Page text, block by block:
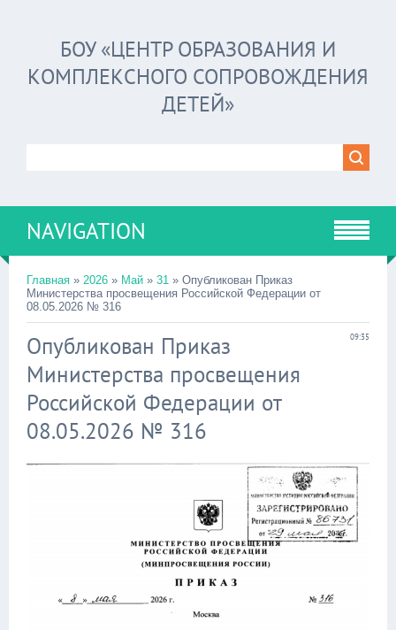
БОУ «ЦЕНТР ОБРАЗОВАНИЯ И
КОМПЛЕКСНОГО СОПРОВОЖДЕНИЯ
ДЕТЕЙ»
NAVIGATION
Главная » 2026 » Май » 31 » Опубликован Приказ
Министерства просвещения Российской Федерации от
08.05.2026 № 316
09:35
Опубликован Приказ
Министерства просвещения
Российской Федерации от
08.05.2026 № 316